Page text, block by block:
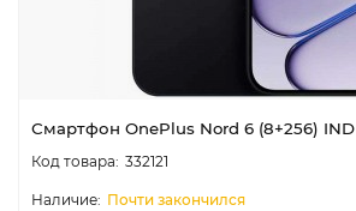
Смартфон OnePlus Nord 6 (8+256) IND
332121
Почти закончился